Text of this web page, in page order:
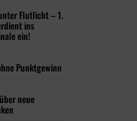
Flutlicht – 1.
ins
ein!
Punktgewinn
neue